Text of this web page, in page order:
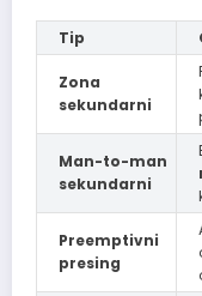
Tip
Zona
sekundarni
Man-to-man
sekundarni
Preemptivni
presing